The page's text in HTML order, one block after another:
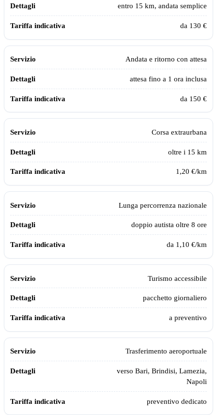
entro 15 km, andata semplice
da 130 €
Andata e ritorno con attesa
attesa fino a 1 ora inclusa
da 150 €
Corsa extraurbana
oltre i 15 km
1,20 €/km
Lunga percorrenza nazionale
doppio autista oltre 8 ore
da 1,10 €/km
Turismo accessibile
pacchetto giornaliero
a preventivo
Trasferimento aeroportuale
verso Bari, Brindisi, Lamezia,
Napoli
preventivo dedicato